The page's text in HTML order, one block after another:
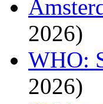
2026)
WHO:
2026)